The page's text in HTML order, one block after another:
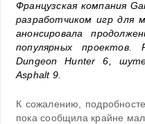
Французская компания
разработчиком игр для
анонсировала
популярных
Dungeon Hunter 6,
Asphalt 9.
К сожалению,
пока сообщила крайне